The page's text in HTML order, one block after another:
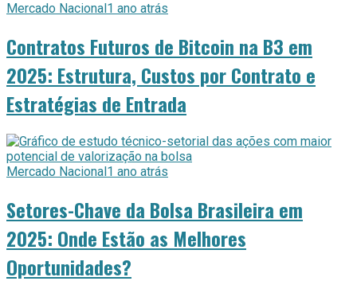
Mercado Nacional1 ano atrás
Contratos Futuros de Bitcoin na B3 em
2025: Estrutura, Custos por Contrato e
Estratégias de Entrada
Mercado Nacional1 ano atrás
Setores-Chave da Bolsa Brasileira em
2025: Onde Estão as Melhores
Oportunidades?